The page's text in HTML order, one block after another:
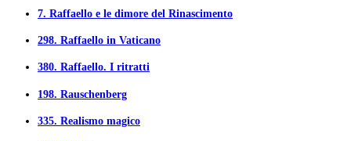
7. Raffaello e le dimore del Rinascimento
298. Raffaello in Vaticano
380. Raffaello. I ritratti
198. Rauschenberg
335. Realismo magico